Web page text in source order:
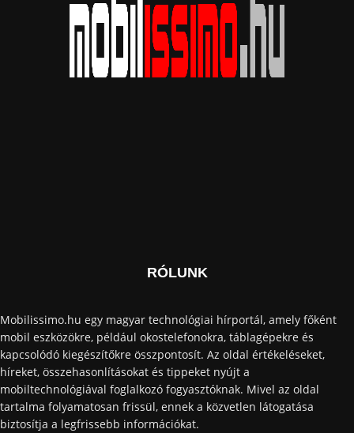
RÓLUNK
Mobilissimo.hu egy magyar technológiai hírportál, amely főként
mobil eszközökre, például okostelefonokra, táblagépekre és
kapcsolódó kiegészítőkre összpontosít. Az oldal értékeléseket,
híreket, összehasonlításokat és tippeket nyújt a
mobiltechnológiával foglalkozó fogyasztóknak. Mivel az oldal
tartalma folyamatosan frissül, ennek a közvetlen látogatása
biztosítja a legfrissebb információkat.